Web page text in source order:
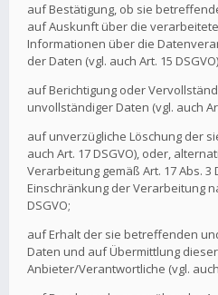
auf Bestätigung, ob sie
auf Auskunft über die
Informationen über die
der Daten (vgl. auch Art. 15
auf Berichtigung oder
unvollständiger Daten (vgl. auch
auf unverzügliche Löschung der
auch Art. 17 DSGVO), oder,
Verarbeitung gemäß Art. 17 Abs.
Einschränkung der Verarbeitung
DSGVO;
auf Erhalt der sie betreffenden
Daten und auf Übermittlung
Anbieter/Verantwortliche (vgl. auch